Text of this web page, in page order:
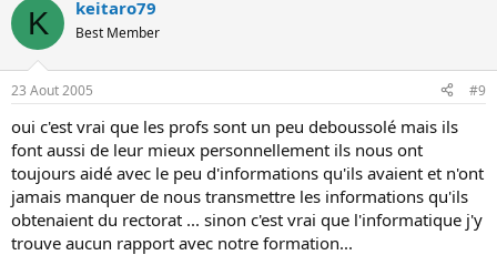
K keitaro79
Best Member
23 Aout 2005 #9
oui c'est vrai que les profs sont un peu deboussolé mais ils
font aussi de leur mieux personnellement ils nous ont
toujours aidé avec le peu d'informations qu'ils avaient et n'ont
jamais manquer de nous transmettre les informations qu'ils
obtenaient du rectorat ... sinon c'est vrai que l'informatique j'y
trouve aucun rapport avec notre formation...